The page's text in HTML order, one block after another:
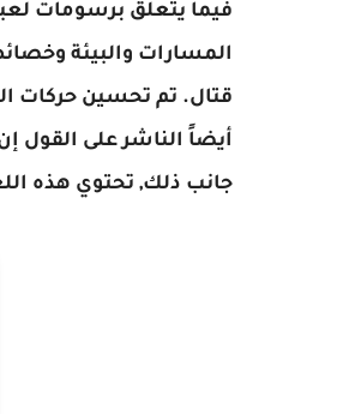
المسارات والبيئة
قتال. تم تحسين حركات
أيضاً الناشر على القول
جانب ذلك, تحتوي هذه